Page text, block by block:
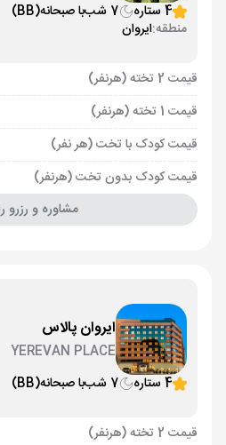
4 ستاره
7 شب با صبحانه(BB)
منطقه:ایروان
قیمت 2 تخته (هرنفر)
قیمت 1 تخته (هرنفر)
قیمت کودک با تخت (هر نفر)
قیمت کودک بدون تخت (هرنفر)
مشاوره و رزرو
ایروان پالاس
YEREVAN PLACE
4 ستاره
7 شب با صبحانه(BB)
قیمت 2 تخته (هرنفر)